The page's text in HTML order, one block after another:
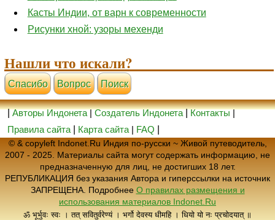
Касты Индии, от варн к современности
Рисунки хной: узоры мехенди
Нашли что искали?
Cпасибо Вопрос Поиск
|Авторы Индонета|Создатель Индонета|Контакты|
Правила сайта
Карта сайта | FAQ
© & copyleft Indonet.Ru Индия по-русски ~ Живой путеводитель,
2007 - 2025. Материалы сайта могут содержать информацию, не
предназначенную для лиц, не достигших 18 лет.
РЕПУБЛИКАЦИЯ без указания Автора и гиперссылки на источник
ЗАПРЕЩЕНА. Подробнее О правилах размещения и
использования материалов Indonet.Ru
ॐ भूर्भुवः स्वः । तत् सवितुर्वरेण्यं । भर्गो देवस्य धीमहि । धियो यो नः प्रचोदयात् ॥